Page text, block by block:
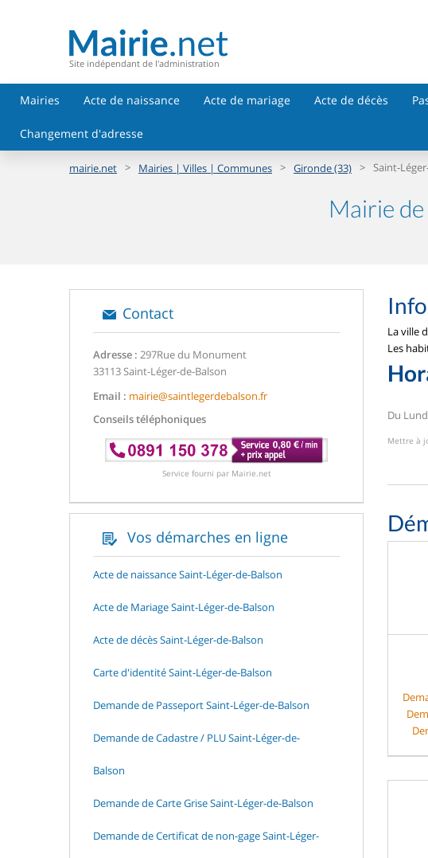
Site indépendant de l'administration
Mairies Acte de naissance Acte de mariage Acte de décès
Changement d'adresse
mairie.net > Mairies | Villes | Communes > Gironde (33) > Saint-
Mairie
Contact
Adresse : 297Rue du Monument
33113 Saint-Léger-de-Balson
Email : mairie@saintlegerdebalson.fr
Conseils téléphoniques
Service fourni par Mairie.net
Vos démarches en ligne
Acte de naissance Saint-Léger-de-Balson
Acte de Mariage Saint-Léger-de-Balson
Acte de décès Saint-Léger-de-Balson
Carte d'identité Saint-Léger-de-Balson
Demande de Passeport Saint-Léger-de-Balson
Demande de Cadastre / PLU Saint-Léger-de-
Balson
Demande de Carte Grise Saint-Léger-de-Balson
Demande de Certificat de non-gage Saint-Léger-
La ville
Les
Du
Mettre à